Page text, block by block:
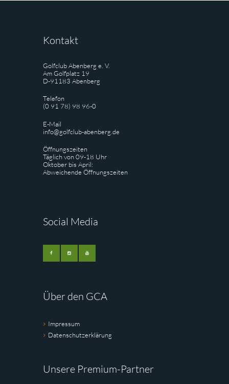
Kontakt
Golfclub Abenberg e. V.
Am Golfplatz 19
D-91183 Abenberg
Telefon
(0 91 78) 98 96-0
E-Mail
info@golfclub-abenberg.de
Öffnungszeiten
Täglich von 09-18 Uhr
Oktober bis April:
Abweichende Öffnungszeiten
Social Media
Über den GCA
Impressum
Datenschutzerklärung
Unsere Premium-Partner